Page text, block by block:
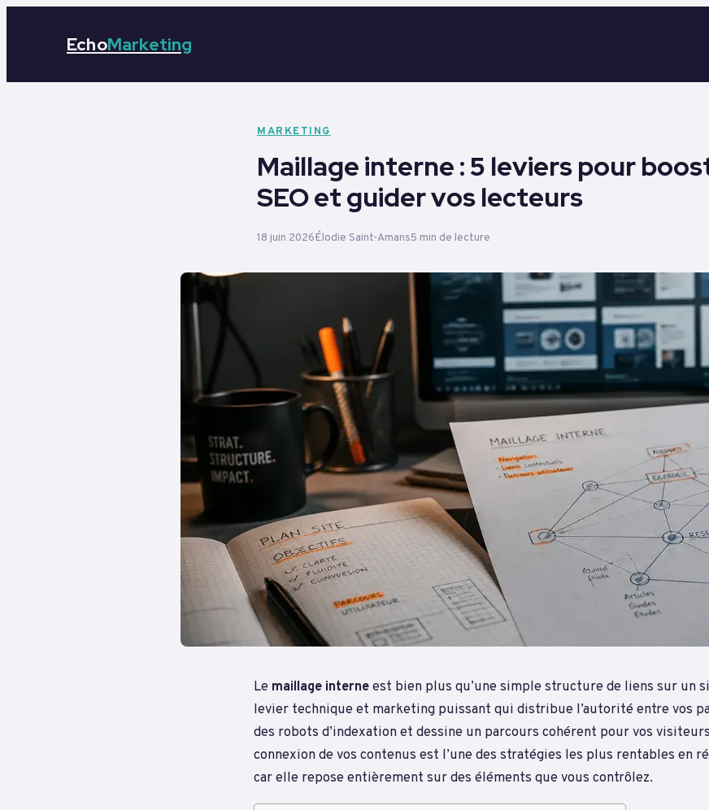
EchoMarketing
MARKETING
Maillage interne : 5 leviers pour
SEO et guider vos lecteurs
18 juin 2026Élodie Saint-Amans5 min de lecture
Le maillage interneest bien plus qu’une simple structure de liens sur un
levier technique et marketing puissant qui distribue l’autorité entre vos
des robots d’indexation et dessine un parcours cohérent pour vos
connexion de vos contenus est l’une des stratégies les plus rentables en
car elle repose entièrement sur des éléments que vous contrôlez.